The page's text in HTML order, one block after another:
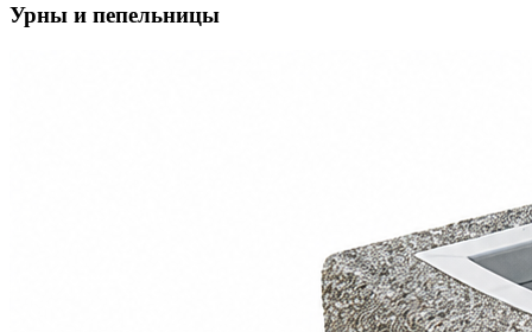
Урны и пепельницы